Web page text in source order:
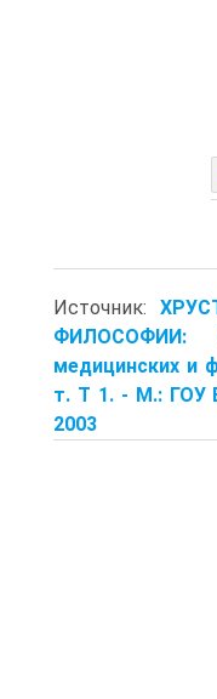
Источник:
ФИЛОСОФИИ:
медицинских и
т. Т 1. - М.: ГОУ
2003